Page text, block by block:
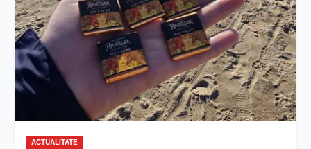
ACTUALITATE